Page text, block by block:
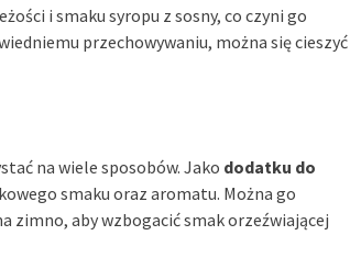
i smaku syropu z sosny, co czyni go
przechowywaniu, można się cieszyć
na wiele sposobów. Jako dodatku do
smaku oraz aromatu. Można go
zimno, aby wzbogacić smak orzeźwiającej